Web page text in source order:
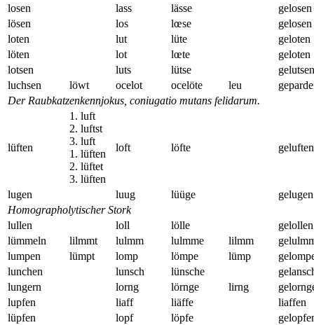
losen
lass lässe
gelosen
lösen
los lœse
gelosen
loten
lut lüte
geloten
löten
lot lœte
geloten
lotsen
luts lütse
gelutsen
luchsen
löwt ocelot ocelöte leu
Der Raubkatzenkennjokus, coniugatio mutans felidarum.
lüften
1. luft
2. luftst
3. luft
1. lüften
2. lüftet
3. lüften
loft löfte geluften
lugen luug lüüge
gelugen
Homographolytischer Stork
lullen
loll lölle
gelollen
lümmeln
lilmmt lulmm lulmme lilmm
lumpen
lümpt lomp lömpe lümp
lunchen
lunsch lünsche
lungern
lorng lörnge lirng
lupfen
liaff liäffe
liaffen
lüpfen
lopf löpfe